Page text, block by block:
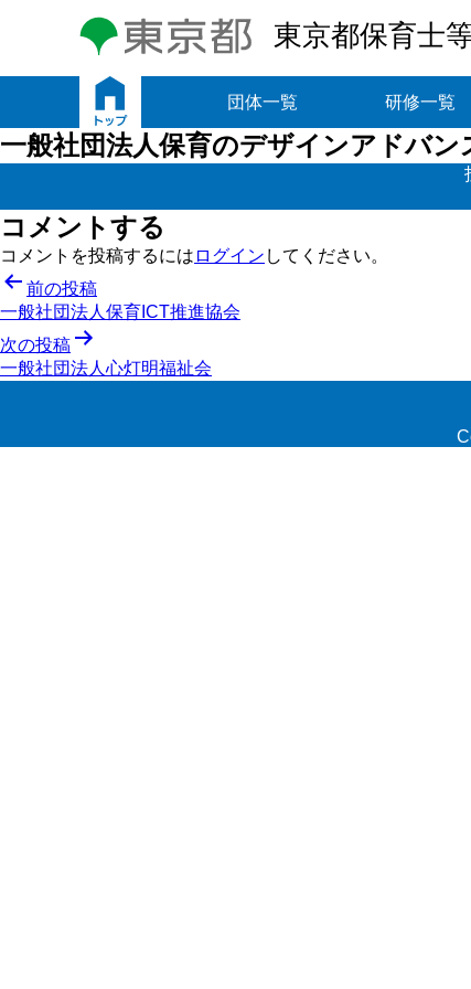
東京都保育士
団体一覧 研修一覧
一般社団法人保育のデザインアドバン
コメントする
コメントを投稿するには ログイン してください。
投
稿
ナ
ビ
前の投稿
一般社団法人保育ICT推進協会
次の投稿
一般社団法人心灯明福祉会